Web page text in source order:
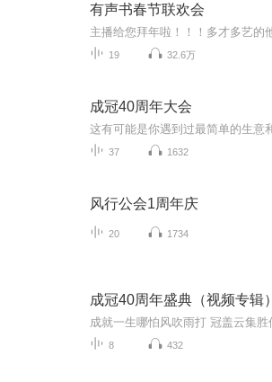
有声书春节联欢会
19 32.6万
成冠40周年大会
37 1632
风行公会1周年庆
20 1734
成冠40周年盛典（视频专辑）
8 432